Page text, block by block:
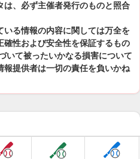
、必ず主催者発行のものと照合
る情報の内容に関しては万全を
性および安全性を保証するもの
いて被ったいかなる損害について
報提供者は一切の責任を負いかね